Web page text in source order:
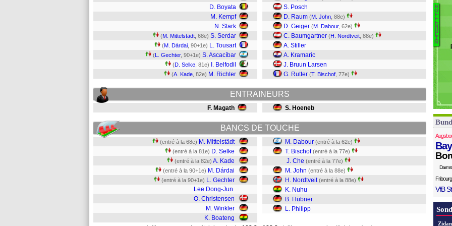
D. Boyata
M. Kempf
N. Stark
(M. Mittelstädt , 68e) S. Serdar
(M. Dárdai , 90+1e) L. Tousart
(L. Gechter, 90+1e) S. Ascacíbar
(D. Selke , 81e) I. Belfodil
(A. Kade , 82e) M. Richter
S. Posch
D. Raum (M. John , 88e)
D. Geiger (M. Dabour, 62e)
C. Baumgartner (H. Nordtveit , 88e)
A. Stiller
A. Kramaric
J. Bruun Larsen
G. Rutter (T. Bischof , 77e)
ENTRAINEURS
F. Magath S. Hoeneb
BANCS DE TOUCHE
(entré à la 68e) M. Mittelstädt
(entré à la 81e) D. Selke
(entré à la 82e) A. Kade
(entré à la 90+1e) M. Dárdai
(entré à la 90+1e) L. Gechter
Lee Dong-Jun
O. Christensen
M. Winkler
K. Boateng
M. Dabour (entré à la 62e)
T. Bischof (entré à la 77e)
J. Che (entré à la 77e)
M. John (entré à la 88e)
H. Nordtveit (entré à la 88e)
K. Nuhu
B. Hübner
L. Philipp
H
O
F
F
E
N
H
E
I
M
Fribourg
VfB